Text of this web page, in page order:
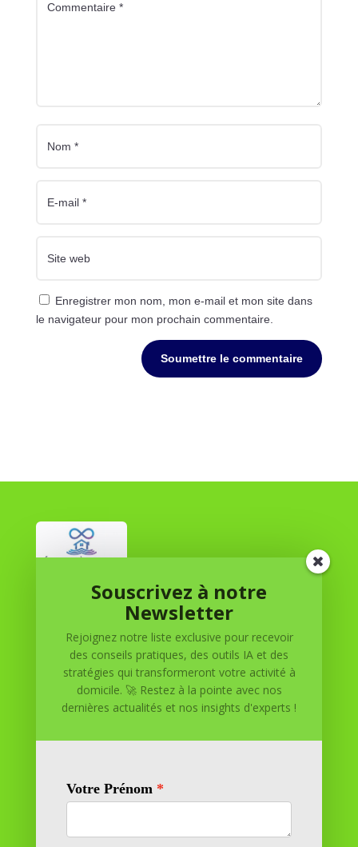
Enregistrer mon nom, mon e-mail et mon site dans
le navigateur pour mon prochain commentaire.
Soumettre le commentaire
Réussite à Domicile
Réussite à Domicile est votre partenaire de confiance
pour atteindre vos objectifs depuis le confort de votre
maison. Nous offrons des solutions personnalisées pour
vous aider à réussir.
11 rue Richelieu
Souscrivez à notre
Newsletter
Rejoignez notre liste exclusive pour recevoir
des conseils pratiques, des outils IA et des
stratégies qui transformeront votre activité à
domicile. 🚀 Restez à la pointe avec nos
dernières actualités et nos insights d'experts !